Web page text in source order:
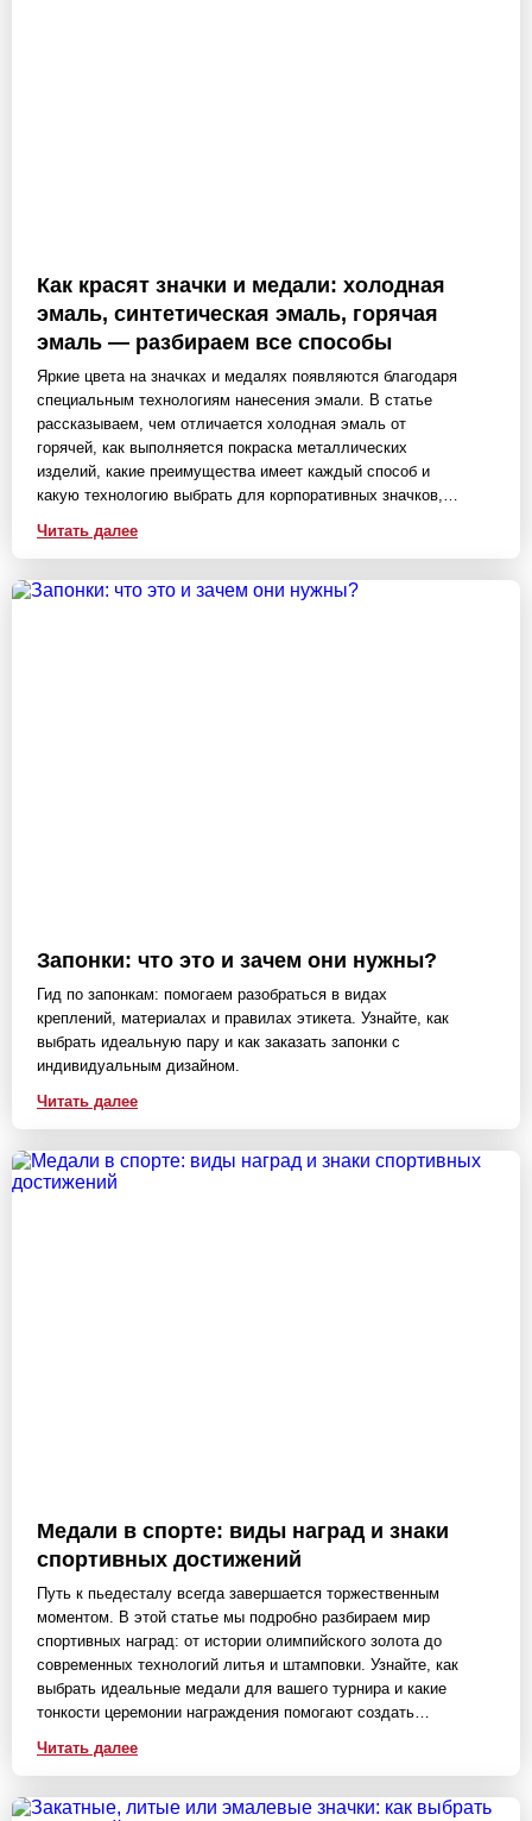
Как красят значки и медали: холодная
эмаль, синтетическая эмаль, горячая
эмаль — разбираем все способы
Яркие цвета на значках и медалях появляются благодаря
специальным технологиям нанесения эмали. В статье
рассказываем, чем отличается холодная эмаль от
горячей, как выполняется покраска металлических
изделий, какие преимущества имеет каждый способ и
какую технологию выбрать для корпоративных значков,
Читать далее
Запонки: что это и зачем они нужны?
Гид по запонкам: помогаем разобраться в видах
креплений, материалах и правилах этикета. Узнайте, как
выбрать идеальную пару и как заказать запонки с
индивидуальным дизайном.
Читать далее
Медали в спорте: виды наград и знаки
спортивных достижений
Путь к пьедесталу всегда завершается торжественным
моментом. В этой статье мы подробно разбираем мир
спортивных наград: от истории олимпийского золота до
современных технологий литья и штамповки. Узнайте, как
выбрать идеальные медали для вашего турнира и какие
тонкости церемонии награждения помогают создать
Читать далее